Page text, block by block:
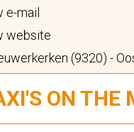
e-mail
website
(9320) -
ON THE